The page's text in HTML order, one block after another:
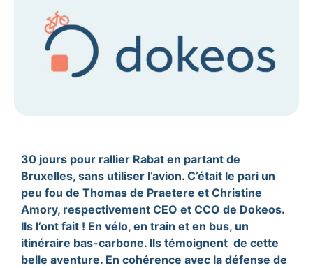
30 jours pour rallier Rabat en partant de
Bruxelles, sans utiliser l’avion. C’était le pari un
peu fou de Thomas de Praetere et Christine
Amory, respectivement CEO et CCO de Dokeos.
Ils l’ont fait ! En vélo, en train et en bus, un
itinéraire bas-carbone. Ils témoignent de cette
belle aventure. En cohérence avec la défense de